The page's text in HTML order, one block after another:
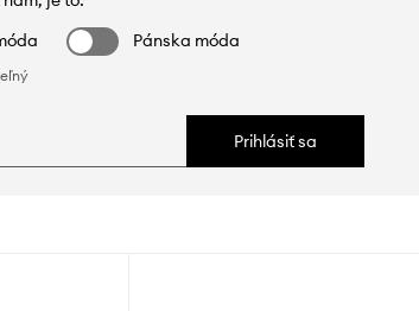
Pánska móda
Prihlásiť sa